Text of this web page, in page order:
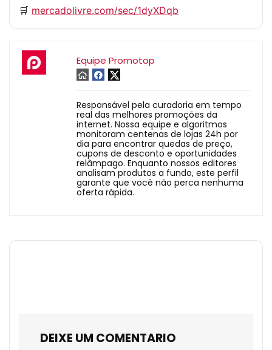
🛒 mercadolivre.com/sec/1dyXDqb
Equipe Promotop
Responsável pela curadoria em tempo
real das melhores promoções da
internet. Nossa equipe e algoritmos
monitoram centenas de lojas 24h por
dia para encontrar quedas de preço,
cupons de desconto e oportunidades
relâmpago. Enquanto nossos editores
analisam produtos a fundo, este perfil
garante que você não perca nenhuma
oferta rápida.
DEIXE UM COMENTARIO